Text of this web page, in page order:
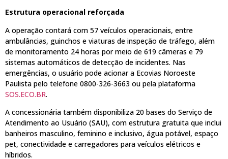
Estrutura operacional reforçada
A operação contará com 57 veículos operacionais, entre
ambulâncias, guinchos e viaturas de inspeção de tráfego, além
de monitoramento 24 horas por meio de 619 câmeras e 79
sistemas automáticos de detecção de incidentes. Nas
emergências, o usuário pode acionar a Ecovias Noroeste
Paulista pelo telefone 0800-326-3663 ou pela plataforma
SOS.ECO.BR.
A concessionária também disponibiliza 20 bases do Serviço de
Atendimento ao Usuário (SAU), com estrutura gratuita que inclui
banheiros masculino, feminino e inclusivo, água potável, espaço
pet, conectividade e carregadores para veículos elétricos e
híbridos.